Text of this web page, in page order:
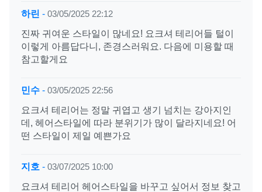
하린 - 03/05/2025 22:12
진짜 귀여운 스타일이 많네요! 요크셔 테리어들 털이
이렇게 아름답다니, 존경스러워요. 다음에 미용할 때
참고할게요
민수 - 03/05/2025 22:56
요크셔 테리어는 정말 귀엽고 생기 넘치는 강아지인
데, 헤어스타일에 따라 분위기가 많이 달라지네요! 어
떤 스타일이 제일 예쁜가요
지호 - 03/07/2025 10:00
요크셔 테리어 헤어스타일을 바꾸고 싶어서 정보 찾고